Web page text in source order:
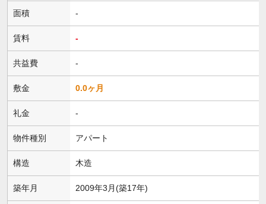
面積 -
賃料 -
共益費 -
敷金 0.0ヶ月
礼金 -
物件種別 アパート
構造 木造
築年月 2009年3月(築17年)